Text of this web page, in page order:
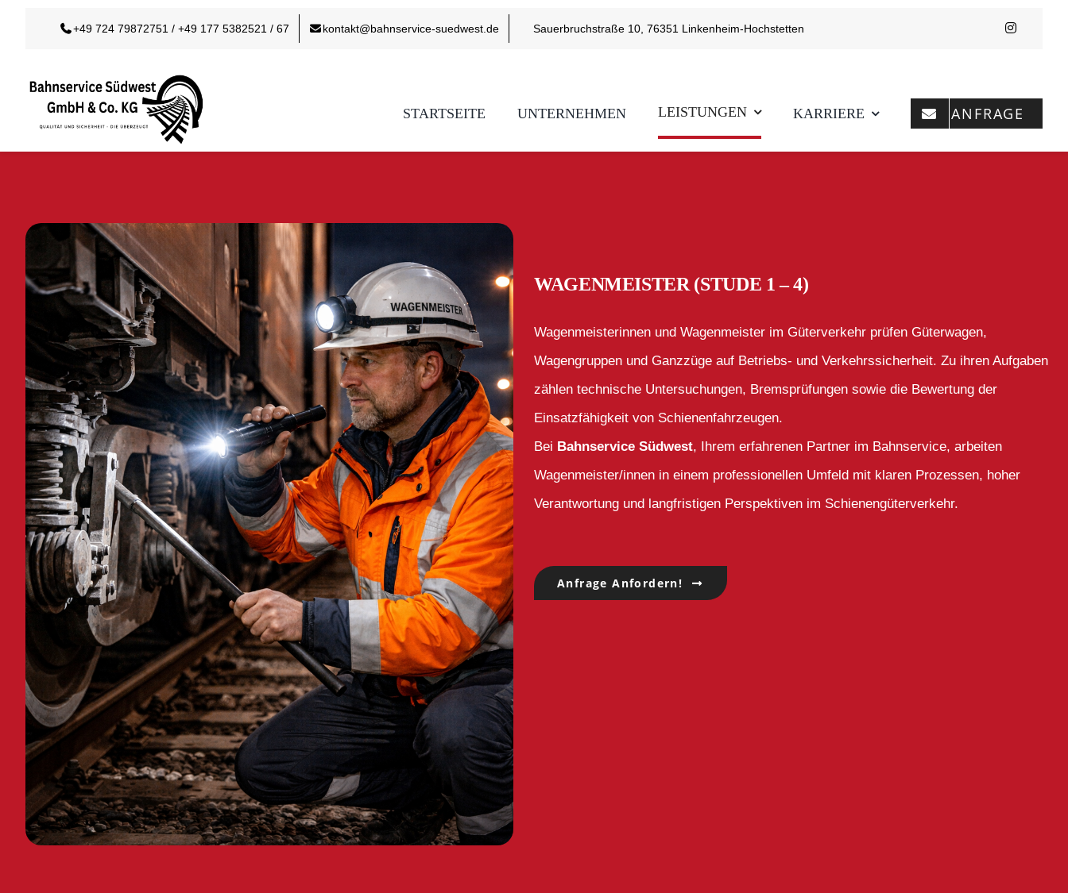
+49 724 79872751 / +49 177 5382521 / 67 kontakt@bahnservice-suedwest.de Sauerbruchstraße 10, 76351 Linkenheim-Hochstetten
STARTSEITE UNTERNEHMEN LEISTUNGEN KARRIERE ANFRAGE
WAGENMEISTER (STUDE 1 – 4)
Wagenmeisterinnen und Wagenmeister im Güterverkehr prüfen Güterwagen,
Wagengruppen und Ganzzüge auf Betriebs- und Verkehrssicherheit. Zu ihren Aufgaben
zählen technische Untersuchungen, Bremsprüfungen sowie die Bewertung der
Einsatzfähigkeit von Schienenfahrzeugen.
Bei Bahnservice Südwest, Ihrem erfahrenen Partner im Bahnservice, arbeiten
Wagenmeister/innen in einem professionellen Umfeld mit klaren Prozessen, hoher
Verantwortung und langfristigen Perspektiven im Schienengüterverkehr.
Anfrage Anfordern!